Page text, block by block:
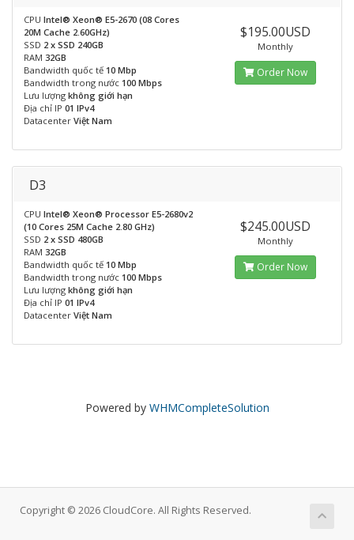
CPU Intel® Xeon® E5-2670 (08 Cores
20M Cache 2.60GHz)
SSD 2 x SSD 240GB
RAM 32GB
Bandwidth quốc tế 10 Mbp
Bandwidth trong nước 100 Mbps
Lưu lượng không giới hạn
Địa chỉ IP 01 IPv4
Datacenter Việt Nam
$195.00USD
Monthly
Order Now
D3
CPU Intel® Xeon® Processor E5-2680v2
(10 Cores 25M Cache 2.80 GHz)
SSD 2 x SSD 480GB
RAM 32GB
Bandwidth quốc tế 10 Mbp
Bandwidth trong nước 100 Mbps
Lưu lượng không giới hạn
Địa chỉ IP 01 IPv4
Datacenter Việt Nam
$245.00USD
Monthly
Order Now
Powered by WHMCompleteSolution
Copyright © 2026 CloudCore. All Rights Reserved.